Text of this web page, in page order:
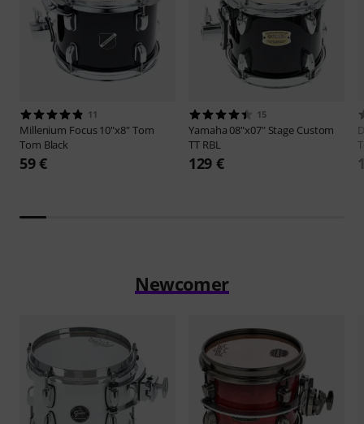
11
Millenium Focus 10"x8" Tom
Tom Black
59 €
15
Yamaha 08"x07" Stage Custom
TT RBL
129 €
Newcomer